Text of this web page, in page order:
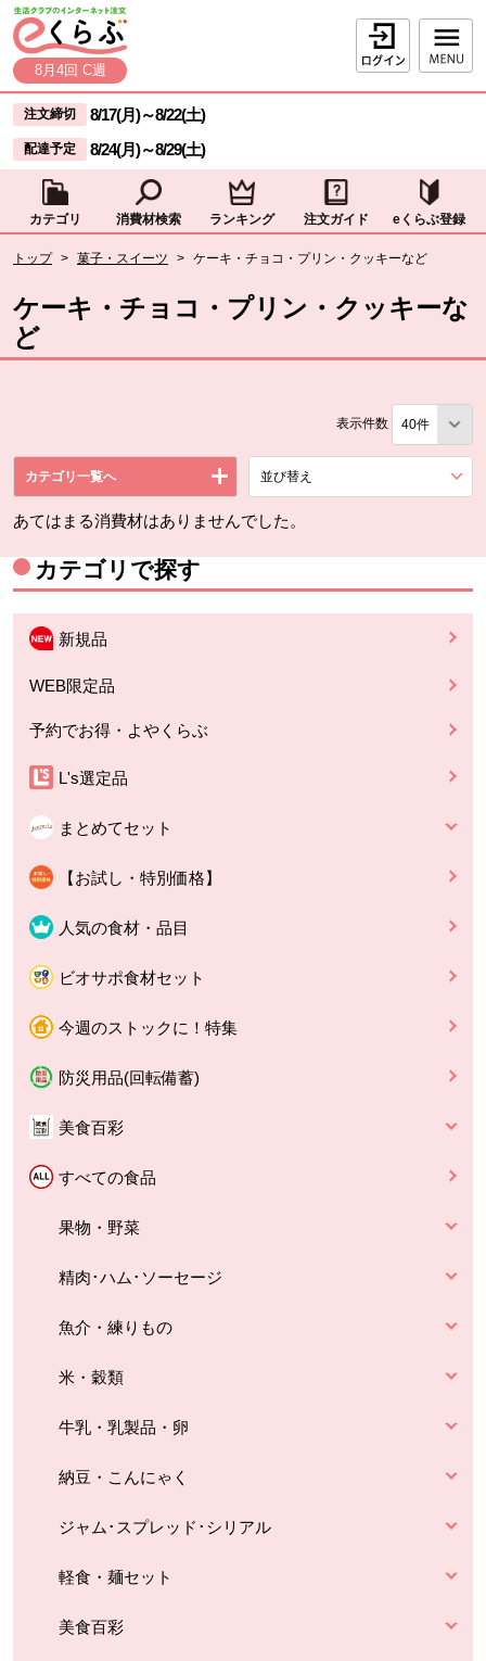
ページの先頭です。
本文へジャンプする。
8月4回 C週
ログイン
ここからサイト内共通メニューです。
サイト内共通メニューをスキップする
注文締切 8/17(月)～8/22(土)
配達予定 8/24(月)～8/29(土)
カテゴリ 消費材検索 ランキング 注文ガイド eくらぶ登録
トップ > 菓子・スイーツ > ケーキ・チョコ・プリン・クッキーなど
ケーキ・チョコ・プリン・クッキーな
ど
表示件数
カテゴリ一覧へ 並び替え
あてはまる消費材はありませんでした。
カテゴリで探す
新規品
WEB限定品
予約でお得・よやくらぶ
L's選定品
まとめてセット
【お試し・特別価格】
人気の食材・品目
ビオサポ食材セット
今週のストックに！特集
防災用品(回転備蓄)
美食百彩
すべての食品
果物・野菜
精肉･ハム･ソーセージ
魚介・練りもの
米・穀類
牛乳・乳製品・卵
納豆・こんにゃく
ジャム･スプレッド･シリアル
軽食・麺セット
美食百彩